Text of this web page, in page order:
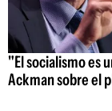
"El socialismo es
Ackman sobre el